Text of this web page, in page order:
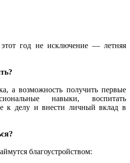
год не исключение — летняя
а возможность получить первые
навыки, воспитать
к делу и внести личный вклад в
благоустройством: